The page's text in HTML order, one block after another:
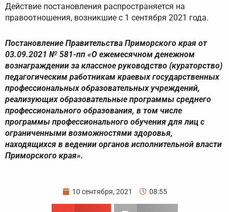
Действие постановления распространяется на
правоотношения, возникшие с 1 сентября 2021 года.
Постановление Правительства Приморского края от
03.09.2021 № 581-пп «О ежемесячном денежном
вознаграждении за классное руководство (кураторство)
педагогическим работникам краевых государственных
профессиональных образовательных учреждений,
реализующих образовательные программы среднего
профессионального образования, в том числе
программы профессионального обучения для лиц с
ограниченными возможностями здоровья,
находящихся в ведении органов исполнительной власти
Приморского края».
10 сентября, 2021 08:55